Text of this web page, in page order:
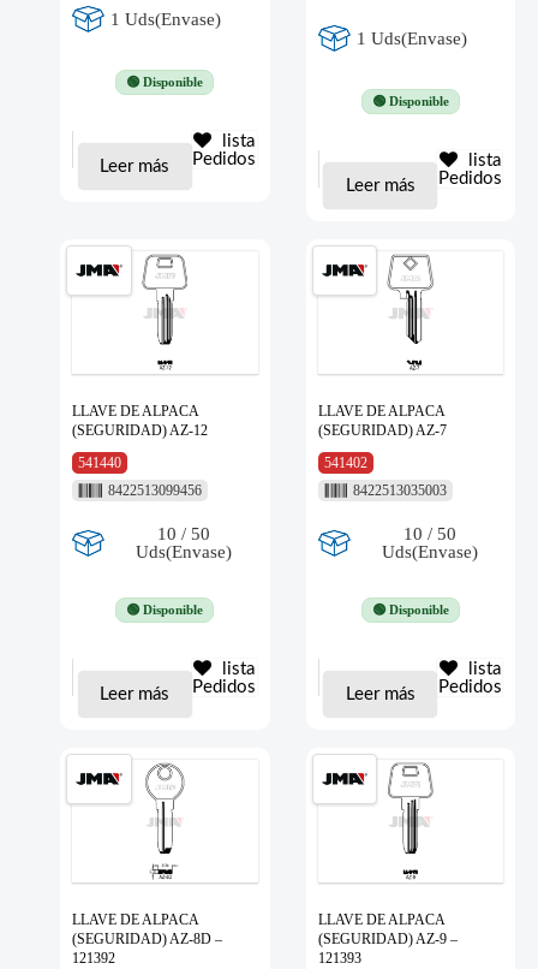
1 Uds(Envase)
🟢 Disponible
Leer más
lista
Pedidos
1 Uds(Envase)
🟢 Disponible
Leer más
lista
Pedidos
LLAVE DE ALPACA
(SEGURIDAD) AZ-12
541440
8422513099456
10 / 50
Uds(Envase)
🟢 Disponible
Leer más
lista
Pedidos
LLAVE DE ALPACA
(SEGURIDAD) AZ-7
541402
8422513035003
10 / 50
Uds(Envase)
🟢 Disponible
Leer más
lista
Pedidos
LLAVE DE ALPACA
(SEGURIDAD) AZ-8D –
121392
LLAVE DE ALPACA
(SEGURIDAD) AZ-9 –
121393